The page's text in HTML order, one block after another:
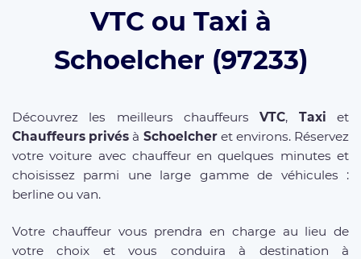
VTC ou Taxi à
Schoelcher (97233)
Découvrez les meilleurs chauffeursVTC, Taxi et
Chauffeurs privés à Schoelcheret environs. Réservez
votre voiture avec chauffeur en quelques minutes et
choisissez parmi une large gamme de véhicules :
berline ou van.
Votre chauffeur vous prendra en charge au lieu de
votre choix et vous conduira à destination à